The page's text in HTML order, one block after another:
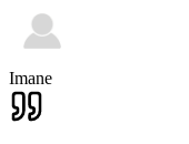
Imane